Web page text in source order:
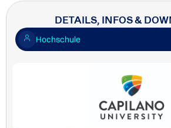
DETAILS, INFOS &
Hochschule